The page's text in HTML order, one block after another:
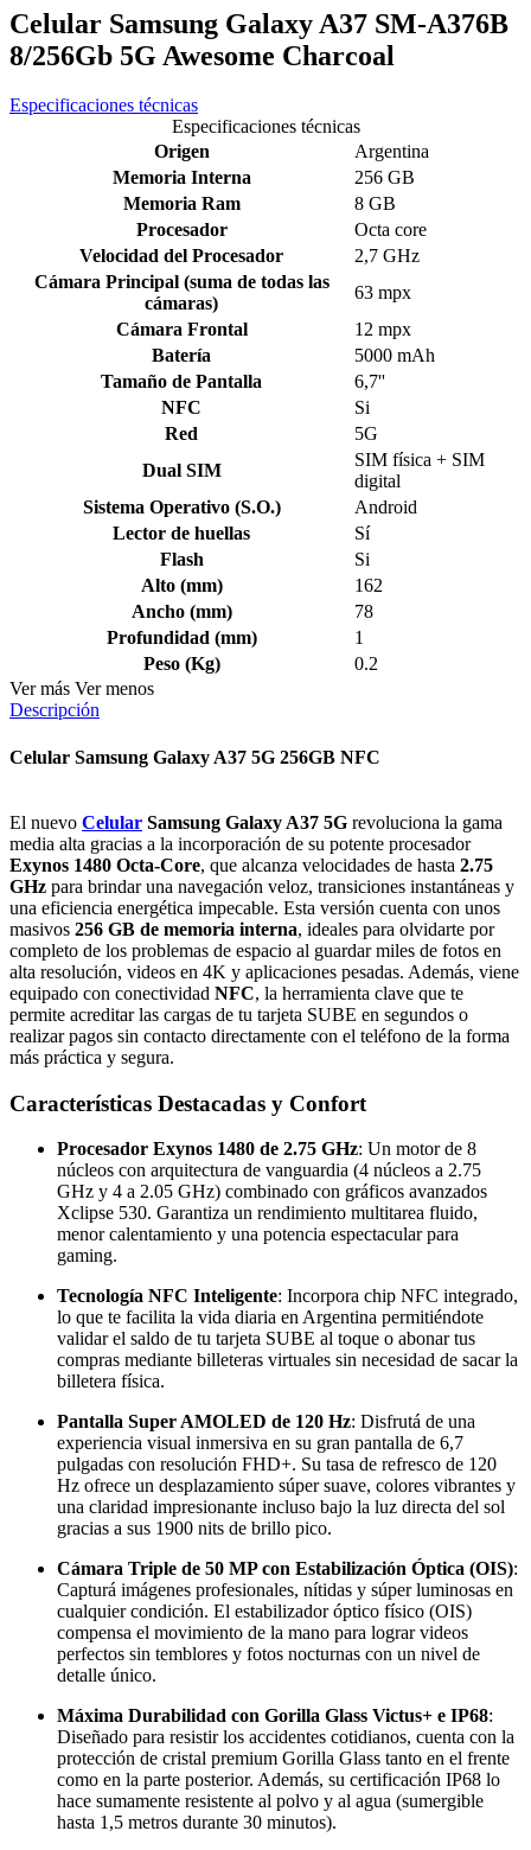
Celular Samsung Galaxy A37 SM-A376B
8/256Gb 5G Awesome Charcoal
Especificaciones técnicas
Especificaciones técnicas
Origen
Argentina
Memoria Interna
256 GB
Memoria Ram
8 GB
Procesador
Octa core
Velocidad del Procesador
2,7 GHz
Cámara Principal (suma de todas las
cámaras)
63 mpx
Cámara Frontal
12 mpx
Batería
5000 mAh
Tamaño de Pantalla
6,7''
NFC
Si
Red
5G
Dual SIM
SIM física + SIM
digital
Sistema Operativo (S.O.)
Android
Lector de huellas
Sí
Flash
Si
Alto (mm)
162
Ancho (mm)
78
Profundidad (mm)
1
Peso (Kg)
0.2
Ver más Ver menos
Descripción
Celular Samsung Galaxy A37 5G 256GB NFC
El nuevo Celular Samsung Galaxy A37 5G revoluciona la gama
media alta gracias a la incorporación de su potente procesador
Exynos 1480 Octa-Core, que alcanza velocidades de hasta 2.75
GHz para brindar una navegación veloz, transiciones instantáneas y
una eficiencia energética impecable. Esta versión cuenta con unos
masivos 256 GB de memoria interna, ideales para olvidarte por
completo de los problemas de espacio al guardar miles de fotos en
alta resolución, videos en 4K y aplicaciones pesadas. Además, viene
equipado con conectividad NFC, la herramienta clave que te
permite acreditar las cargas de tu tarjeta SUBE en segundos o
realizar pagos sin contacto directamente con el teléfono de la forma
más práctica y segura.
Características Destacadas y Confort
Procesador Exynos 1480 de 2.75 GHz: Un motor de 8
núcleos con arquitectura de vanguardia (4 núcleos a 2.75
GHz y 4 a 2.05 GHz) combinado con gráficos avanzados
Xclipse 530. Garantiza un rendimiento multitarea fluido,
menor calentamiento y una potencia espectacular para
gaming.
Tecnología NFC Inteligente: Incorpora chip NFC integrado,
lo que te facilita la vida diaria en Argentina permitiéndote
validar el saldo de tu tarjeta SUBE al toque o abonar tus
compras mediante billeteras virtuales sin necesidad de sacar la
billetera física.
Pantalla Super AMOLED de 120 Hz: Disfrutá de una
experiencia visual inmersiva en su gran pantalla de 6,7
pulgadas con resolución FHD+. Su tasa de refresco de 120
Hz ofrece un desplazamiento súper suave, colores vibrantes y
una claridad impresionante incluso bajo la luz directa del sol
gracias a sus 1900 nits de brillo pico.
Cámara Triple de 50 MP con Estabilización Óptica (OIS):
Capturá imágenes profesionales, nítidas y súper luminosas en
cualquier condición. El estabilizador óptico físico (OIS)
compensa el movimiento de la mano para lograr videos
perfectos sin temblores y fotos nocturnas con un nivel de
detalle único.
Máxima Durabilidad con Gorilla Glass Victus+ e IP68:
Diseñado para resistir los accidentes cotidianos, cuenta con la
protección de cristal premium Gorilla Glass tanto en el frente
como en la parte posterior. Además, su certificación IP68 lo
hace sumamente resistente al polvo y al agua (sumergible
hasta 1,5 metros durante 30 minutos).